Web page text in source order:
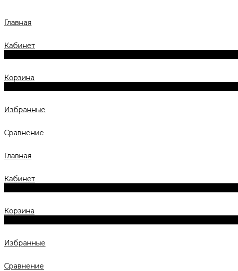
Главная
Кабинет
Корзина
Избранные
Сравнение
Главная
Кабинет
Корзина
Избранные
Сравнение